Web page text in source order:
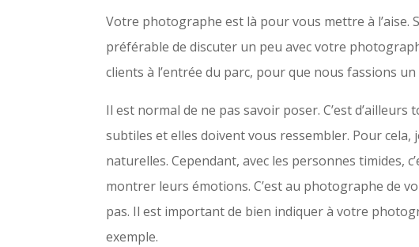
Votre photographe est là pour vous mettre à l’aise.
préférable de discuter un peu avec votre
clients à l’entrée du parc, pour que nous fassions
Il est normal de ne pas savoir poser. C’est
subtiles et elles doivent vous ressembler. Pour
naturelles. Cependant, avec les personnes timides,
montrer leurs émotions. C’est au photographe de
pas. Il est important de bien indiquer à votre
exemple.